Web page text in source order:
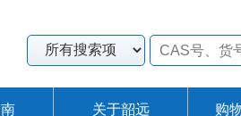
关于韶远 购